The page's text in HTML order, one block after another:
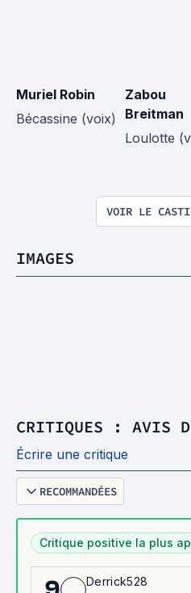
Muriel Robin
Bécassine (voix)
Zabou
Breitman
Loulotte
VOIR LE
IMAGES
CRITIQUES : AVIS
Écrire une critique
RECOMMANDÉES
Critique positive la plus
Derrick528